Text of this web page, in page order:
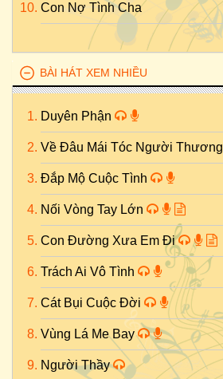
Con Nợ Tình Cha
BÀI HÁT XEM NHIỀU
Duyên Phận
Về Đâu Mái Tóc Người Thương
Đắp Mộ Cuộc Tình
Nối Vòng Tay Lớn
Con Đường Xưa Em Đi
Trách Ai Vô Tình
Cát Bụi Cuộc Đời
Vùng Lá Me Bay
Người Thầy